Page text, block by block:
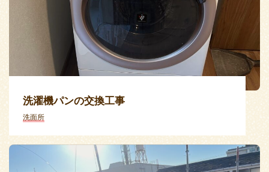
洗濯機パンの交換工事
洗面所